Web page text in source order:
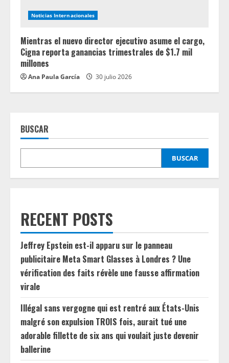
Noticias Internacionales
Mientras el nuevo director ejecutivo asume el cargo,
Cigna reporta ganancias trimestrales de $1.7 mil
millones
Ana Paula García 30 julio 2026
BUSCAR
BUSCAR
RECENT POSTS
Jeffrey Epstein est-il apparu sur le panneau
publicitaire Meta Smart Glasses à Londres ? Une
vérification des faits révèle une fausse affirmation
virale
Illégal sans vergogne qui est rentré aux États-Unis
malgré son expulsion TROIS fois, aurait tué une
adorable fillette de six ans qui voulait juste devenir
ballerine